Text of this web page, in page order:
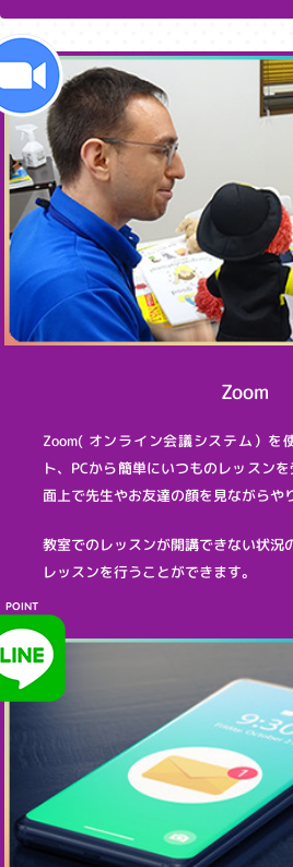
Zoom
Zoom( オンライン会議システム）を
ト、PCから簡単にいつものレッスン
面上で先生やお友達の顔を見ながらや
教室でのレッスンが開講できない状況
レッスンを行うことができます。